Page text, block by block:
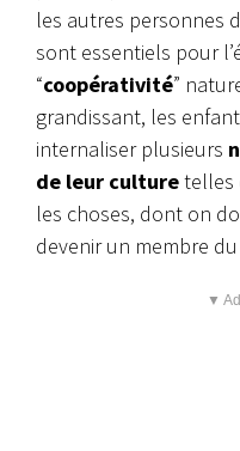
les autres personnes
sont essentiels pour
“coopérativité”
grandissant, les
internaliser plusieurs
de leur culturetelles
les choses, dont on
devenir un membre
▼